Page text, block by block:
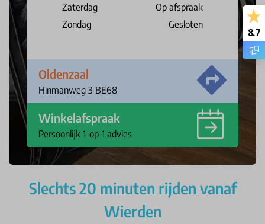
Zaterdag
Op afspraak
Zondag
Gesloten
Oldenzaal
Hinmanweg 3 BE68
Winkelafspraak
Persoonlijk 1-op-1 advies
Slechts 20 minuten rijden vanaf
Wierden
8.7